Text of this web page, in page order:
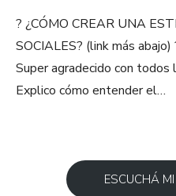
? ¿CÓMO CREAR UNA
SOCIALES? (link más
Super agradecido con todos
Explico cómo entender el…
ESCUCHÁ